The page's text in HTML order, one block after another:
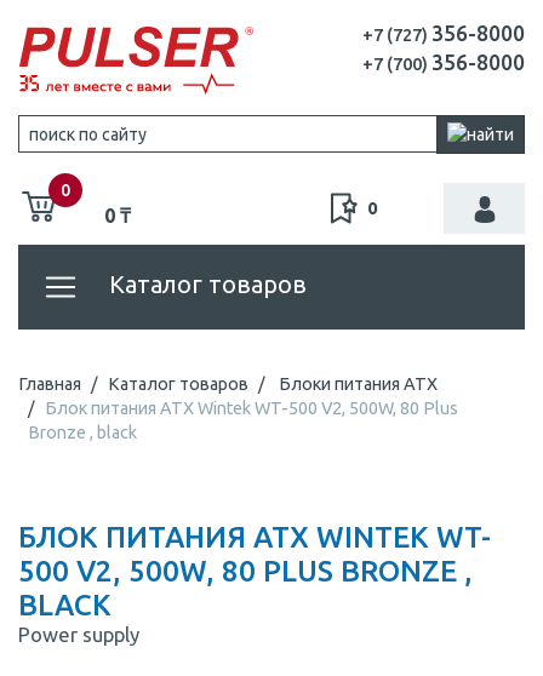
+7 (727) 356-8000
+7 (700) 356-8000
0
0 ₸ 0
Каталог товаров
Главная Каталог товаров
Блоки питания ATX
Блок питания ATX Wintek WT-500 V2, 500W, 80 Plus
Bronze , black
БЛОК ПИТАНИЯ ATX WINTEK WT-
500 V2, 500W, 80 PLUS BRONZE ,
BLACK
Power supply